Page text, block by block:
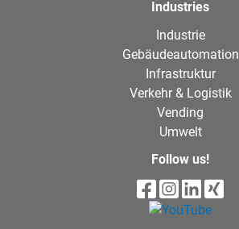
Industries
Industrie
Gebäudeautomation
Infrastruktur
Verkehr & Logistik
Vending
Umwelt
Follow us!